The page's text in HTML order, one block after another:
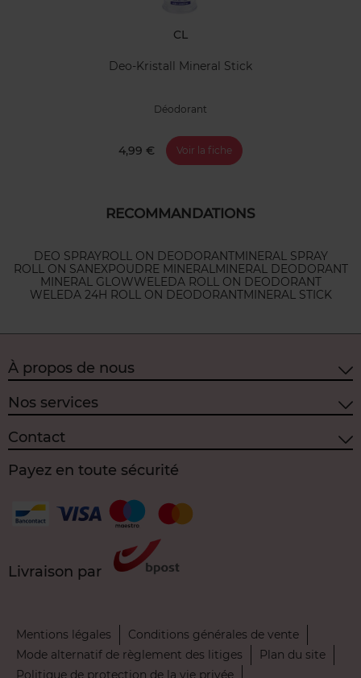
CL
Deo-Kristall Mineral Stick
Déodorant
4,99 € Voir la fiche
RECOMMANDATIONS
DEO SPRAYROLL ON DEODORANTMINERAL SPRAY
ROLL ON SANEXPOUDRE MINERALMINERAL DEODORANT
MINERAL GLOWWELEDA ROLL ON DEODORANT
WELEDA 24H ROLL ON DEODORANTMINERAL STICK
À propos de nous
Nos services
Contact
Payez en toute sécurité
Livraison par
Mentions légales
Conditions générales de vente
Mode alternatif de règlement des litiges
Plan du site
Politique de protection de la vie privée